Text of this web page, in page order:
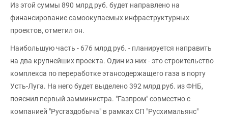
Из этой суммы 890 млрд руб. будет направлено на
финансирование самоокупаемых инфраструктурных
проектов, отметил он.
Наибольшую часть - 676 млрд руб. - планируется направить
на два крупнейших проекта. Один из них - это строительство
комплекса по переработке этансодержащего газа в порту
Усть-Луга. На него будет выделено 392 млрд руб. из ФНБ,
пояснил первый замминистра. "Газпром" совместно с
компанией "Русгаздобыча" в рамках СП "Русхимальянс"